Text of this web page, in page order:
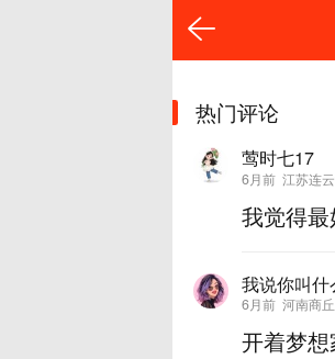
热门评论
莺时七17
6月前 江苏连
我觉得
我说你叫
6月前 河南商丘
开着梦